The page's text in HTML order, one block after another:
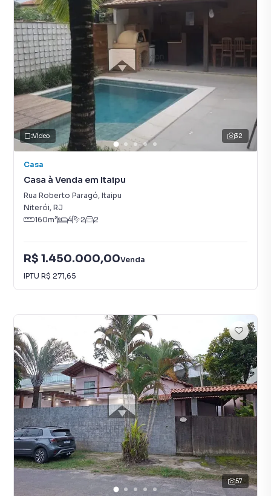
32
Vídeo
Casa
Casa à Venda em Itaipu
Rua Roberto Paragó, Itaipu
Niterói, RJ
160m² 4 2 2
R$ 1.450.000,00Venda
IPTU R$ 271,65
57